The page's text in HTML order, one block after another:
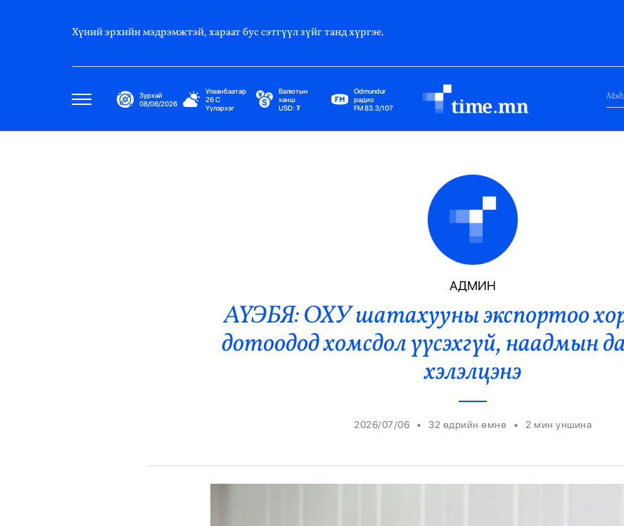
Хүний эрхийн мэдрэмжтэй, хараат бус сэтгүүл зүйг танд хүргэе.
Зурхай
08/08/2026
Улаанбаатар
26C
Үүлэрхэг
Валютын
ханш
USD: ₮
Odmundur
радио
FM 83.3/107
Эрэн Сурвалжилга
Гадаад Харилцаа
Элчин Сайд
Парламент
Засгийн Газар
Ерөнхийлөгч
АДМИН
АҮЭБЯ: ОХУ шатахууны экспортоо
дотоодод хомсдол үүсэхгүй, наадмын
хэлэлцэнэ
2026/07/06 • 32 өдрийн өмнө • 2 мин уншина